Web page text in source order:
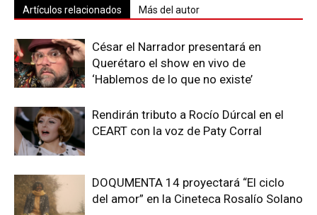
Artículos relacionados Más del autor
César el Narrador presentará en
Querétaro el show en vivo de
‘Hablemos de lo que no existe’
Rendirán tributo a Rocío Dúrcal en el
CEART con la voz de Paty Corral
DOQUMENTA 14 proyectará “El ciclo
del amor” en la Cineteca Rosalío Solano